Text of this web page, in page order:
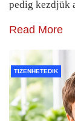
pedig kezdjük
Read More
TIZENHETEDIK